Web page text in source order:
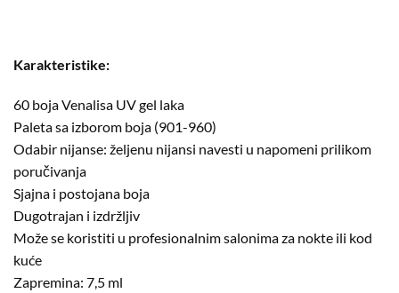
Karakteristike:
60 boja Venalisa UV gel laka
Paleta sa izborom boja (901-960)
Odabir nijanse: željenu nijansi navesti u napomeni prilikom
poručivanja
Sjajna i postojana boja
Dugotrajan i izdržljiv
Može se koristiti u profesionalnim salonima za nokte ili kod
kuće
Zapremina: 7,5 ml